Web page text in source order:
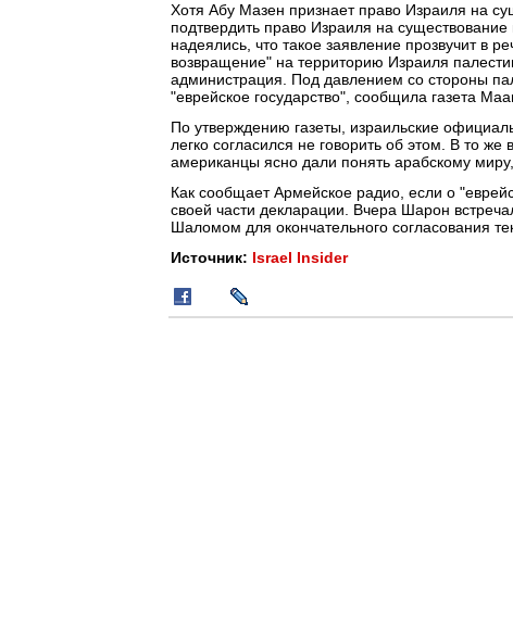
Хотя Абу Мазен признает право Израиля на
подтвердить право Израиля на существование
надеялись, что такое заявление прозвучит в
возвращение" на территорию Израиля
администрация. Под давлением со стороны
"еврейское государство", сообщила газета
По утверждению газеты, израильские
легко согласился не говорить об этом. В то
американцы ясно дали понять арабскому
Как сообщает Армейское радио, если о
своей части декларации. Вчера Шарон
Шаломом для окончательного согласования
Источник: Israel Insider